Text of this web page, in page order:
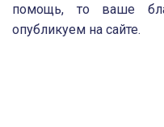
помощь, то ваше
опубликуем на сайте.